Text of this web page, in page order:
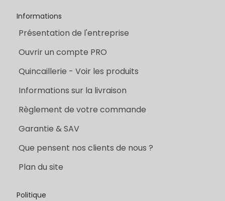
Informations
Présentation de l'entreprise
Ouvrir un compte PRO
Quincaillerie - Voir les produits
Informations sur la livraison
Règlement de votre commande
Garantie & SAV
Que pensent nos clients de nous ?
Plan du site
Politique